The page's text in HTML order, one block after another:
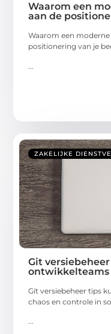
Waarom een
aan de
Waarom een
positionering van je
ZAKELIJKE
Git
ontwikkelteams
Git versiebeheer tips
chaos en controle in